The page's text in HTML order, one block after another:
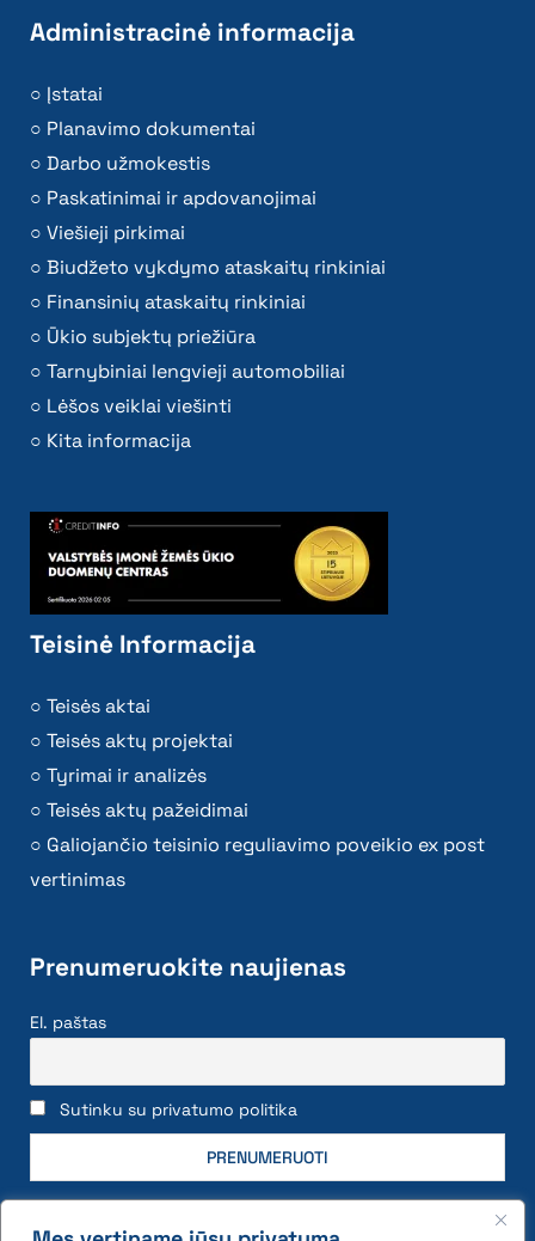
Administracinė informacija
Įstatai
Planavimo dokumentai
Darbo užmokestis
Paskatinimai ir apdovanojimai
Viešieji pirkimai
Biudžeto vykdymo ataskaitų rinkiniai
Finansinių ataskaitų rinkiniai
Ūkio subjektų priežiūra
Tarnybiniai lengvieji automobiliai
Lėšos veiklai viešinti
Kita informacija
Teisinė Informacija
Teisės aktai
Teisės aktų projektai
Tyrimai ir analizės
Teisės aktų pažeidimai
Galiojančio teisinio reguliavimo poveikio ex post
vertinimas
Prenumeruokite naujienas
El. paštas
Sutinku su privatumo politika